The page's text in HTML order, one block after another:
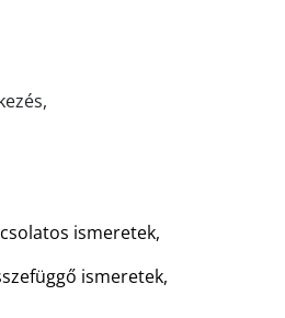
ismeretek,
ismeretek,